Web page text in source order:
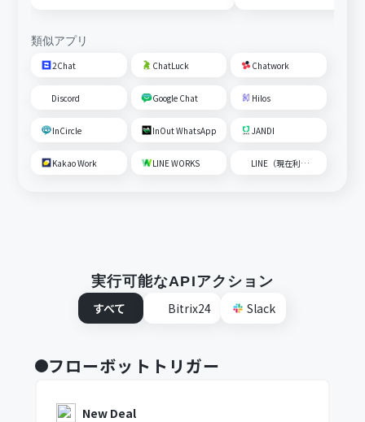
類似アプリ
2Chat ChatLuck Chatwork
Discord Google Chat Hilos
InCircle InOut WhatsApp JANDI
Kakao Work LINE WORKS LINE（現在利用不可）
実行可能なAPIアクション
すべて
Bitrix24 Slack
フローボットトリガー
New Deal